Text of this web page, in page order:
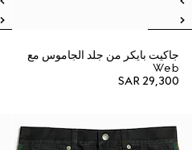
جاكيت بايكر من جلد الجاموس مع
Web
SAR 29,300